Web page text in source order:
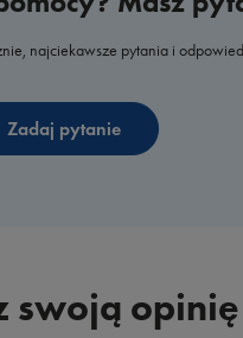
najciekawsze pytania i
Zadaj pytanie
swoją opinię